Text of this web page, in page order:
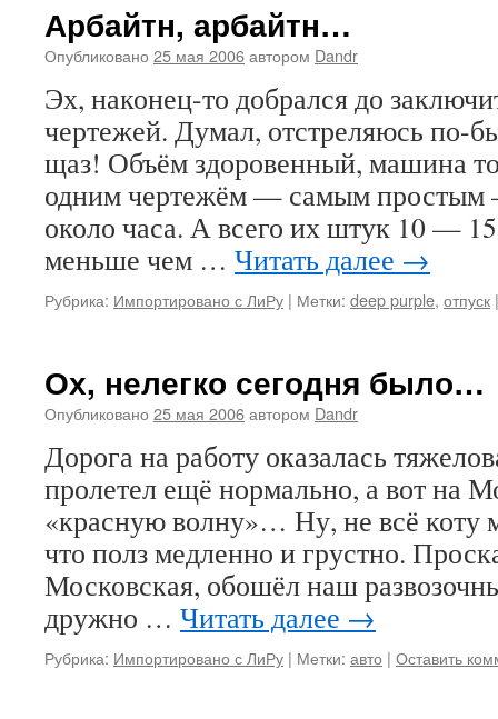
Арбайтн, арбайтн…
Опубликовано 25 мая 2006автором Dandr
Эх, наконец-то добрался до
чертежей. Думал, отстреляюсь по-
щаз! Объём здоровенный, машина
одним чертежём — самым простым
около часа. А всего их штук 10 —
меньше чем … Читать далее →
Рубрика: Импортировано с ЛиРу | Метки: deep purple, отпуск |
Ох, нелегко сегодня было…
Опубликовано 25 мая 2006автором Dandr
Дорога на работу оказалась
пролетел ещё нормально, а вот на
«красную волну»… Ну, не всё коту
что полз медленно и грустно.
Московская, обошёл наш
дружно … Читать далее →
Рубрика: Импортировано с ЛиРу | Метки: авто | Оставить